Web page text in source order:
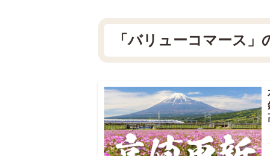
「バリューコマース」